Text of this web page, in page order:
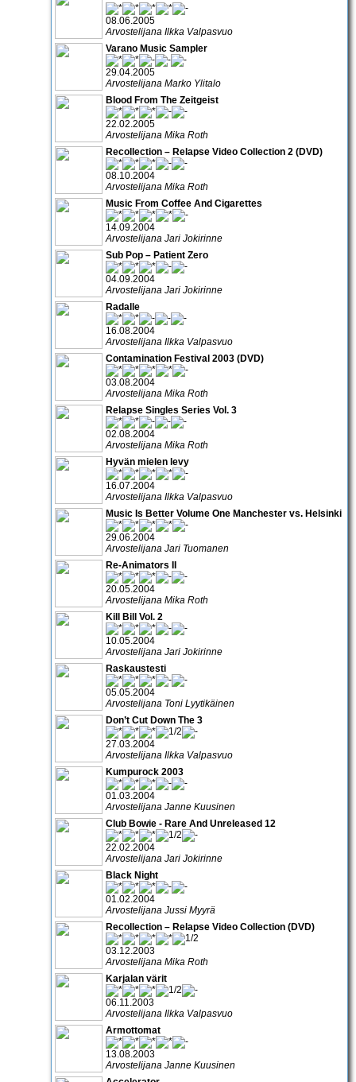
08.06.2005
Arvostelijana Ilkka Valpasvuo
Varano Music Sampler
29.04.2005
Arvostelijana Marko Ylitalo
Blood From The Zeitgeist
22.02.2005
Arvostelijana Mika Roth
Recollection – Relapse Video Collection 2 (DVD)
08.10.2004
Arvostelijana Mika Roth
Music From Coffee And Cigarettes
14.09.2004
Arvostelijana Jari Jokirinne
Sub Pop – Patient Zero
04.09.2004
Arvostelijana Jari Jokirinne
Radalle
16.08.2004
Arvostelijana Ilkka Valpasvuo
Contamination Festival 2003 (DVD)
03.08.2004
Arvostelijana Mika Roth
Relapse Singles Series Vol. 3
02.08.2004
Arvostelijana Mika Roth
Hyvän mielen levy
16.07.2004
Arvostelijana Ilkka Valpasvuo
Music Is Better Volume One Manchester vs. Helsinki
29.06.2004
Arvostelijana Jari Tuomanen
Re-Animators II
20.05.2004
Arvostelijana Mika Roth
Kill Bill Vol. 2
10.05.2004
Arvostelijana Jari Jokirinne
Raskaustesti
05.05.2004
Arvostelijana Toni Lyytikäinen
Don’t Cut Down The 3
27.03.2004
Arvostelijana Ilkka Valpasvuo
Kumpurock 2003
01.03.2004
Arvostelijana Janne Kuusinen
Club Bowie - Rare And Unreleased 12
22.02.2004
Arvostelijana Jari Jokirinne
Black Night
01.02.2004
Arvostelijana Jussi Myyrä
Recollection – Relapse Video Collection (DVD)
03.12.2003
Arvostelijana Mika Roth
Karjalan värit
06.11.2003
Arvostelijana Ilkka Valpasvuo
Armottomat
13.08.2003
Arvostelijana Janne Kuusinen